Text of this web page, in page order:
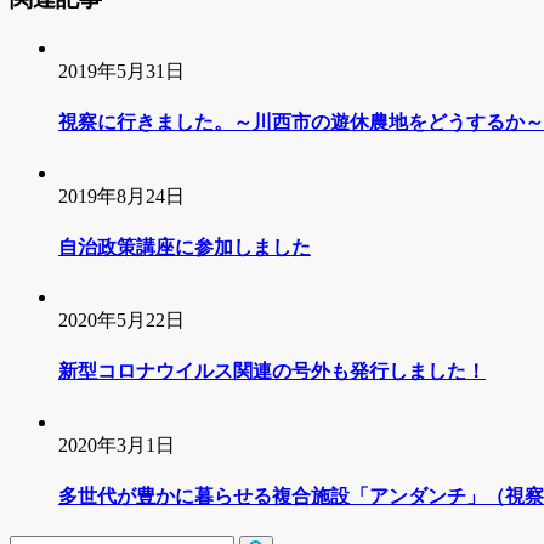
2019年5月31日
視察に行きました。～川西市の遊休農地をどうするか～
2019年8月24日
自治政策講座に参加しました
2020年5月22日
新型コロナウイルス関連の号外も発行しました！
2020年3月1日
多世代が豊かに暮らせる複合施設「アンダンチ」（視